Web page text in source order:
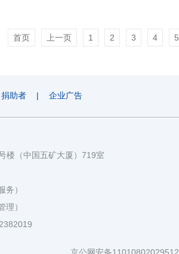
首页 上一页 1 2 3 4 5
捐助者 | 企业广告
楼（中国五矿大厦）719室
务）
）